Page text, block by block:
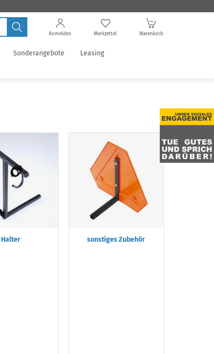
Anmelden Merkzettel Warenkorb
Sonderangebote
Leasing
Halter sonstiges Zubehör